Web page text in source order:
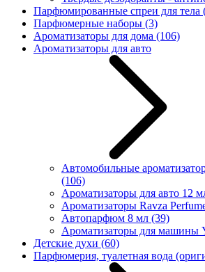
Парфюмированные спреи для тела
Парфюмерные наборы (3)
Ароматизаторы для дома (106)
Ароматизаторы для авто
Автомобильные
(106)
Ароматизаторы для авто 12
Ароматизаторы Ravza
Автопарфюм 8 мл (39)
Ароматизаторы для машины
Детские духи (60)
Парфюмерия, туалетная вода